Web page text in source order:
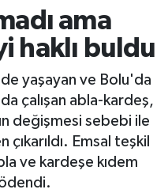
ama
haklı buldu
yaşayan ve Bolu'da
çalışan abla-kardeş,
değişmesi sebebi ile
Emsal teşkil
ve kardeşe kıdem
ve Fikstür